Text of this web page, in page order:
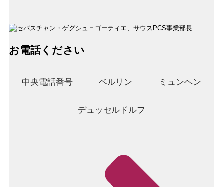
お電話ください
中央電話番号 ベルリン ミュンヘン
デュッセルドルフ